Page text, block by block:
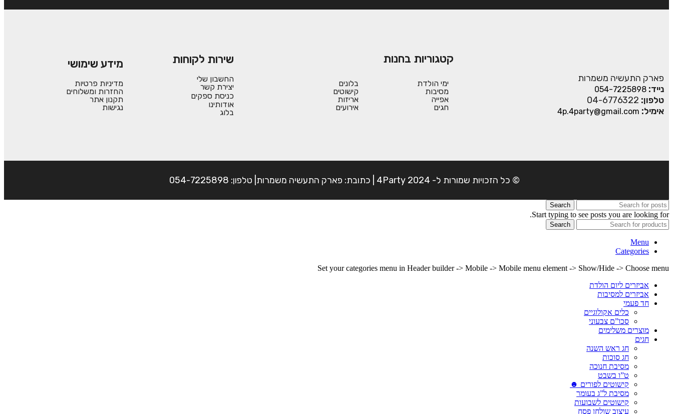
פארק התעשיה משמרות
נייד: 054-7225898
טלפון: 04-6776322
אימיל: 4p.4party@gmail.com
קטגוריות בחנות
ימי הולדת
מסיבות
אפייה
חגים
בלונים
קישוטים
אריזות
אירועים
שירות לקוחות
החשבון שלי
יצירת קשר
כניסת ספקים
אודותינו
בלוג
מידע שימושי
מדיניות פרטיות
החזרות ומשלוחים
תקנון אתר
נגישות
© כל הזכויות שמורות ל- 4Party 2024 | כתובת: פארק התעשיה משמרות| טלפון: 054-7225898
Search
Start typing to see posts you are looking for.
Search
Menu
Categories
Set your categories menu in Header builder -> Mobile -> Mobile menu element -> Show/Hide -> Choose menu
אביזרים ליום הולדת
אביזרים למסיבות
חד פעמי
כלים אקולוגיים
סכו”ם צבעוני
מוצרים משלימים
חגים
חג ראש השנה
חג סוכות
מסיבת חנוכה
ט”ו בשבט
קישוטים לפורים ☻
מסיבת ל”ג בעומר
קישוטים לשבועות
עיצוב שולחן פסח